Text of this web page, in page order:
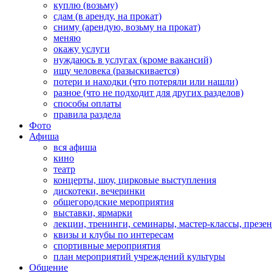
куплю (возьму)
сдам (в аренду, на прокат)
сниму (арендую, возьму на прокат)
меняю
окажу услуги
нуждаюсь в услугах (кроме вакансий)
ищу человека (разыскивается)
потери и находки (что потеряли или нашли)
разное (что не подходит для других разделов)
способы оплаты
правила раздела
Фото
Афиша
вся афиша
кино
театр
концерты, шоу, цирковые выступления
дискотеки, вечеринки
общегородские мероприятия
выставки, ярмарки
лекции, тренинги, семинары, мастер-классы,
квизы и клубы по интересам
спортивные мероприятия
план мероприятий учреждений культуры
Общение